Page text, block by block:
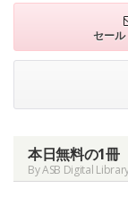
セー
本日無料の1冊
By ASB Digital